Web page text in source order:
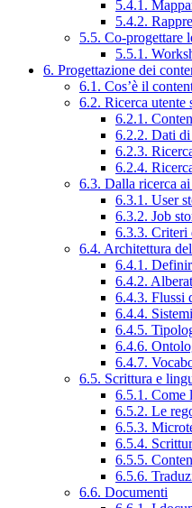
5.4.1.
5.4.2.
5.5. Co-progettare
5.5.1.
6. Progettazione dei
6.1. Cos’è il
6.2. Ricerca
6.2.1.
6.2.2. Dati
6.2.3.
6.2.4.
6.3. Dalla ricerca
6.3.1. User
6.3.2. Job
6.3.3. Criteri
6.4. Architettura
6.4.1.
6.4.2.
6.4.3. Flussi
6.4.4.
6.4.5.
6.4.6.
6.4.7.
6.5. Scrittura e
6.5.1. Come
6.5.2. Le
6.5.3.
6.5.4.
6.5.5.
6.5.6.
6.6. Documenti